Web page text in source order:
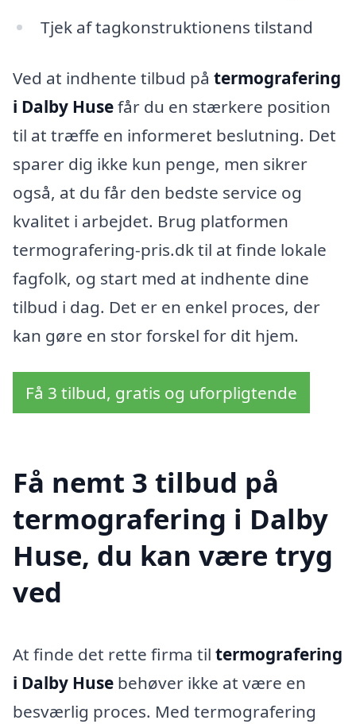
Tjek af tagkonstruktionens tilstand
Ved at indhente tilbud på termografering
i Dalby Husefår du en stærkere position
til at træffe en informeret beslutning. Det
sparer dig ikke kun penge, men sikrer
også, at du får den bedste service og
kvalitet i arbejdet. Brug platformen
termografering-pris.dk til at finde lokale
fagfolk, og start med at indhente dine
tilbud i dag. Det er en enkel proces, der
kan gøre en stor forskel for dit hjem.
Få 3 tilbud, gratis og uforpligtende
Få nemt 3 tilbud på
termografering i Dalby
Huse, du kan være tryg
ved
At finde det rette firma til termografering
i Dalby Huse behøver ikke at være en
besværlig proces. Med termografering